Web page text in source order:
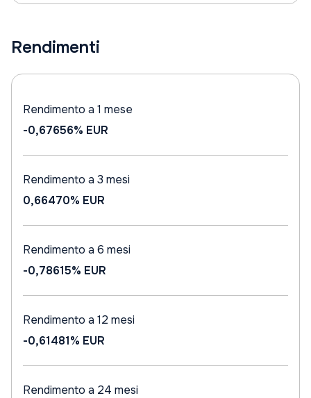
Rendimenti
Rendimento a 1 mese
-0,67656% EUR
Rendimento a 3 mesi
0,66470% EUR
Rendimento a 6 mesi
-0,78615% EUR
Rendimento a 12 mesi
-0,61481% EUR
Rendimento a 24 mesi